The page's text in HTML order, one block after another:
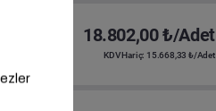
18.802,00 ₺/Adet
KDV Hariç: 15.668,33 ₺/Adet